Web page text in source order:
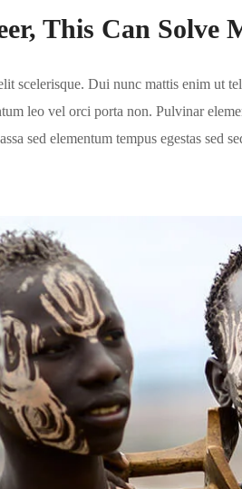
This Can Solve
scelerisque. Dui nunc mattis enim
leo vel orci porta non. Pulvinar
sed elementum tempus egestas